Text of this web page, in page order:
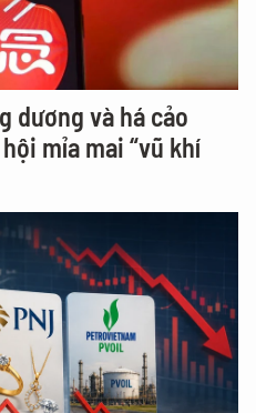
dương và há cảo
mỉa mai “vũ khí